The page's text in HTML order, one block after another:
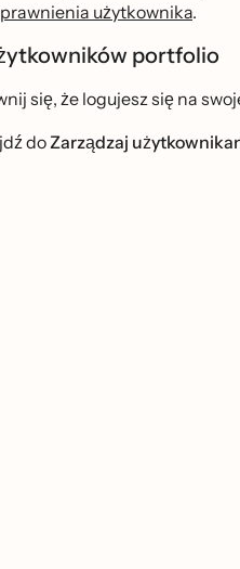
użytkownika.
portfolio
się, że logujesz się na
doZarządzaj